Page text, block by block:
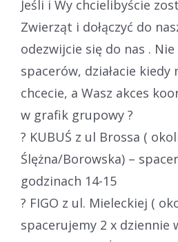
Jeśli i Wy chcielibyście
Zwierząt i dołączyć do
odezwijcie się do nas .
spacerów, działacie kiedy
chcecie, a Wasz akces
w grafik grupowy ?
? KUBUŚ z ul Brossa (
Ślężna/Borowska) –
godzinach 14-15
? FIGO z ul. Mieleckiej (
spacerujemy 2 x dziennie